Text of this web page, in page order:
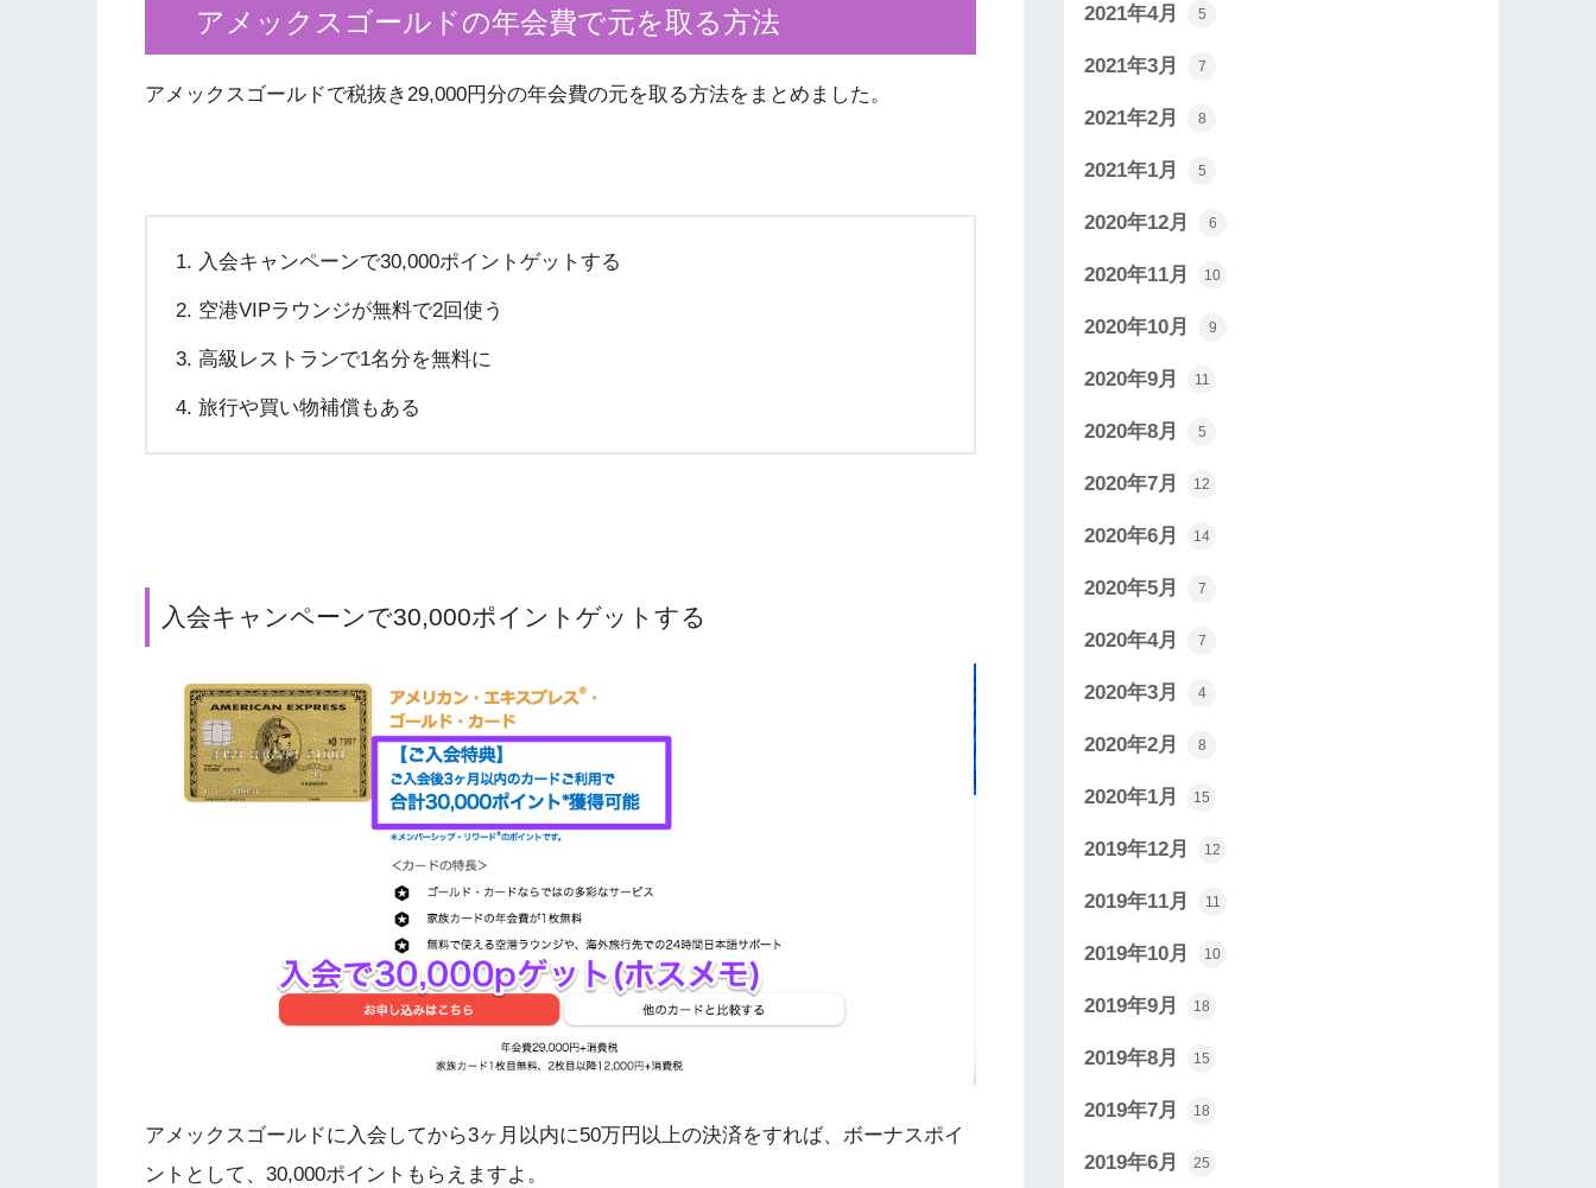
アメックスゴールドの年会費で元を取る方法
アメックスゴールドで税抜き29,000円分の年会費の元を取る方法をまとめました。
入会キャンペーンで30,000ポイントゲットする
空港VIPラウンジが無料で2回使う
高級レストランで1名分を無料に
旅行や買い物補償もある
入会キャンペーンで30,000ポイントゲットする
アメックスゴールドに入会してから3ヶ月以内に50万円以上の決済をすれば、ボーナスポイ
ントとして、30,000ポイントもらえますよ。
2021年4月 5
2021年3月 7
2021年2月 8
2021年1月 5
2020年12月 6
2020年11月 10
2020年10月 9
2020年9月 11
2020年8月 5
2020年7月 12
2020年6月 14
2020年5月 7
2020年4月 7
2020年3月 4
2020年2月 8
2020年1月 15
2019年12月 12
2019年11月 11
2019年10月 10
2019年9月 18
2019年8月 15
2019年7月 18
2019年6月 25